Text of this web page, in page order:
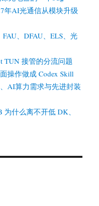
年AI光通信从模块升级
、DFAU、ELS、光
TUN 接管的分流问题
操作做成 Codex Skill
AI算力需求与先进封装
什么离不开低 DK、